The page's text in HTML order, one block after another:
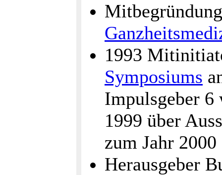
1993
Symposiums
Impulsgeber 6
1999 über
zum Jahr
Herausgeber